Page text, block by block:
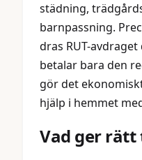
städning,
barnpassning.
dras RUT-
betalar bara den
gör det
hjälp i hemmet
Vad ger rätt